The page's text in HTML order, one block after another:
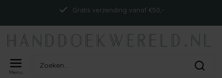
Gratis verzending vanaf €50,-
Menu